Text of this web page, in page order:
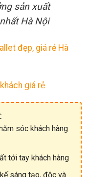
sản xuất
Hà Nội
đẹp, giá rẻ Hà
giá rẻ
sóc khách hàng
tới tay khách hàng
sáng tạo, độc và